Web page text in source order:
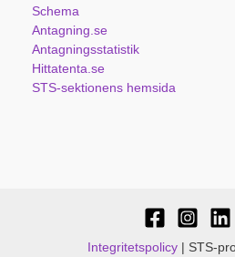
Schema
Antagning.se
Antagningsstatistik
Hittatenta.se
STS-sektionens hemsida
Integritetspolicy| STS-